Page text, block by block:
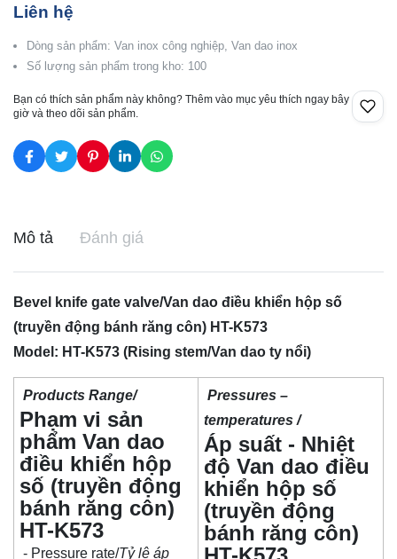
Liên hệ
Dòng sản phẩm: Van inox công nghiệp, Van dao inox
Số lượng sản phẩm trong kho: 100
Bạn có thích sản phẩm này không? Thêm vào mục yêu thích ngay bây
giờ và theo dõi sản phẩm.
Mô tả Đánh giá
Bevel knife gate valve/Van dao điều khiển hộp số
(truyền động bánh răng côn) HT-K573
Model: HT-K573 (Rising stem/Van dao ty nổi)
Products Range/
Phạm vi sản
phẩm Van dao
điều khiển hộp
số (truyền động
bánh răng côn)
HT-K573
- Pressure rate/Tỷ lệ áp
Pressures –
temperatures /
Áp suất - Nhiệt
độ Van dao điều
khiển hộp số
(truyền động
bánh răng côn)